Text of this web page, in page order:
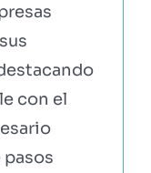
con el
pasos